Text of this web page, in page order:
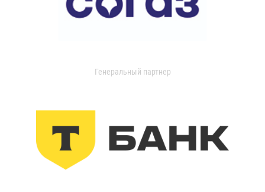
Генеральный партнер